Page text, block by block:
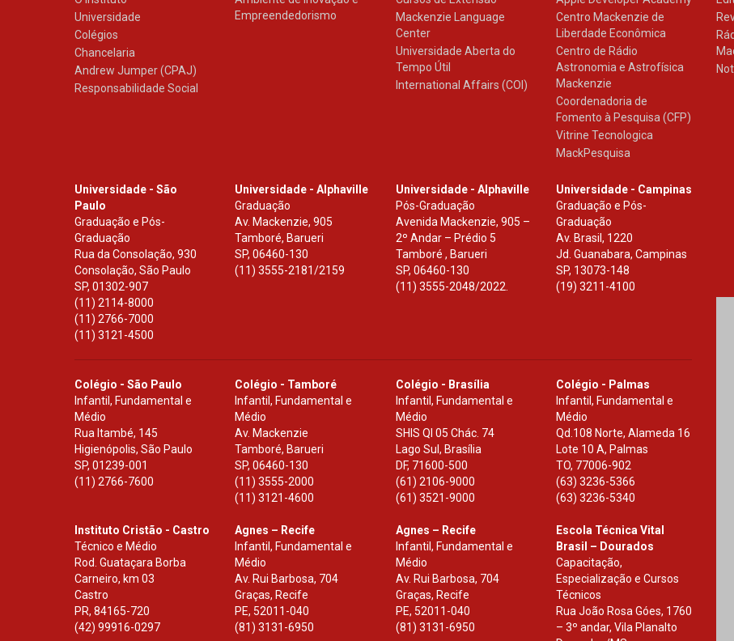
Universidade
Colégios
Chancelaria
Andrew Jumper (CPAJ)
Responsabilidade Social
Empreendedorismo
Mackenzie Language
Center
Universidade Aberta do
Tempo Útil
International Affairs (COI)
Centro Mackenzie de
Liberdade Econômica
Centro de Rádio
Astronomia e Astrofísica
Mackenzie
Coordenadoria de
Fomento à Pesquisa (CFP)
Vitrine Tecnologica
MackPesquisa
Universidade - São
Paulo
Graduação e Pós-
Graduação
Rua da Consolação, 930
Consolação, São Paulo
SP, 01302-907
(11) 2114-8000
(11) 2766-7000
(11) 3121-4500
Universidade - Alphaville
Graduação
Av. Mackenzie, 905
Tamboré, Barueri
SP,06460-130
(11) 3555-2181/2159
Universidade - Alphaville
Pós-Graduação
Avenida Mackenzie, 905 –
2º Andar – Prédio 5
Tamboré , Barueri
SP, 06460-130
(11) 3555-2048/2022.
Universidade - Campinas
Graduação e Pós-
Graduação
Av. Brasil, 1220
Jd. Guanabara, Campinas
SP, 13073-148
(19) 3211-4100
Colégio - São Paulo
Infantil, Fundamental e
Médio
Rua Itambé, 145
Higienópolis, São Paulo
SP, 01239-001
(11) 2766-7600
Colégio - Tamboré
Infantil, Fundamental e
Médio
Av. Mackenzie
Tamboré, Barueri
SP,06460-130
(11) 3555-2000
(11) 3121-4600
Colégio - Brasília
Infantil, Fundamental e
Médio
SHIS Ql 05 Chác. 74
Lago Sul, Brasília
DF, 71600-500
(61) 2106-9000
(61) 3521-9000
Colégio - Palmas
Infantil, Fundamental e
Médio
Qd.108 Norte, Alameda 16
Lote 10 A, Palmas
TO, 77006-902
(63) 3236-5366
(63) 3236-5340
Instituto Cristão - Castro
Técnico e Médio
Rod. Guataçara Borba
Carneiro, km 03
Castro
PR, 84165-720
(42) 99916-0297
Agnes – Recife
Infantil, Fundamental e
Médio
Av. Rui Barbosa, 704
Graças, Recife
PE, 52011-040
(81) 3131-6950
Agnes – Recife
Infantil, Fundamental e
Médio
Av. Rui Barbosa, 704
Graças, Recife
PE, 52011-040
(81) 3131-6950
Escola Técnica Vital
Brasil – Dourados
Capacitação,
Especialização e Cursos
Técnicos
Rua João Rosa Góes, 1760
– 3º andar, Vila Planalto